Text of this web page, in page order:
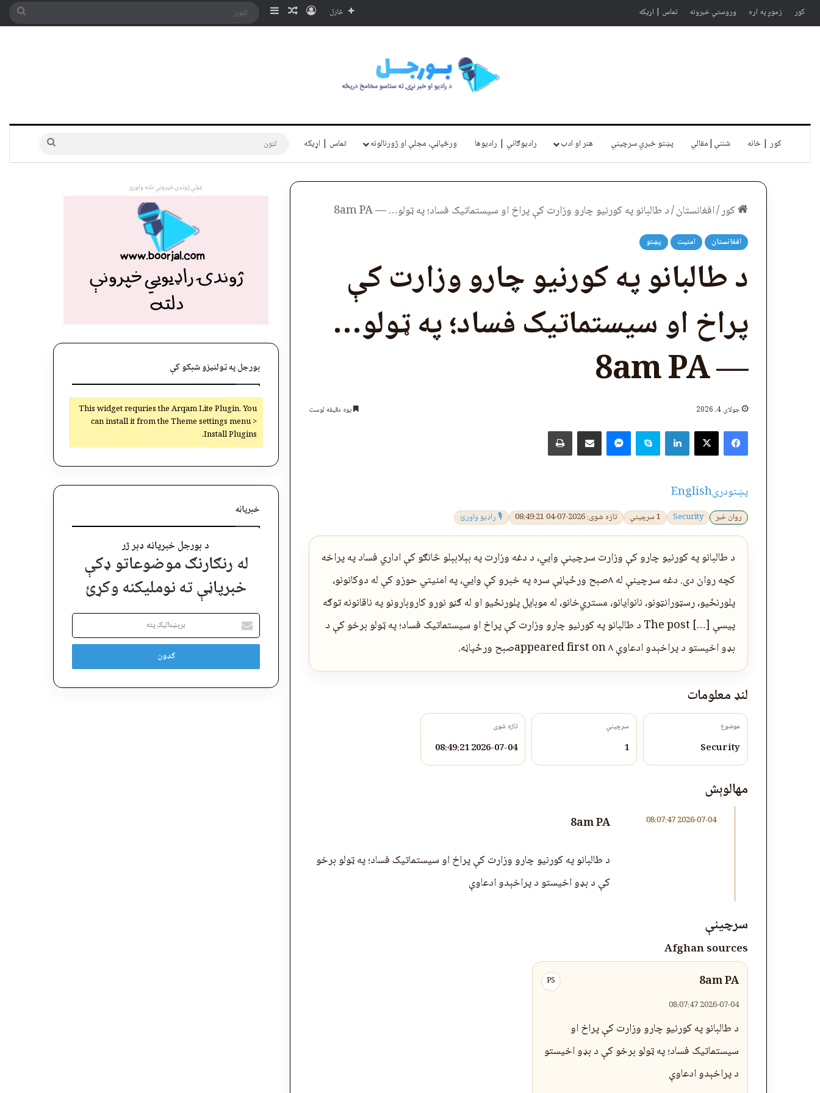
کور زموږ په اړه وروستي خبرونه تماس | اړیکه څارل ننوتلناڅاپه توری
Sidebar لټون
کور | خانه شننې|مقالې پښتو خبري سرچينې هنر او ادب رادیوګانې | رادیوها ورځپاڼې، مجلې او ژورنالونه تماس | اړیکه لټون
کور/افغانستان/د طالبانو په کورنیو چارو وزارت کې پراخ او سیستماتیک فساد؛ په ټولو… — 8am PA
افغانستان امنیت پښتو
د طالبانو په کورنیو چارو وزارت کې
پراخ او سیستماتیک فساد؛ په ټولو…
— 8am PA
جولای 4, 2026 یوه دقیقه لوست
Facebook
X
LinkedIn
Skype
Messenger
پر برېښنالیک یې شریک کړئ چاپول
پښتودریEnglish
روان خبر Security 1 سرچینې تازه شوی: 2026-07-04 08:49:21 🎙 راډیو واورئ
د طالبانو په کورنیو چارو کې وزارت سرچینې وایي، د دغه وزارت په بېلابېلو څانګو کې اداري فساد په پراخه
کچه روان دی. دغه سرچینې له ۸صبح ورځپاڼې سره په خبرو کې وایي، په امنیتي حوزو کې له دوکانونو،
پلورنځیو، رسټورانټونو، نانوایانو، مستري‌خانو، له موبایل پلورنځیو او له ګڼو نورو کاروبارونو په ناقانونه توګه
پیسې […] The post د طالبانو په کورنیو چارو وزارت کې پراخ او سیستماتیک فساد؛ په ټولو برخو کې د
بډو اخیستو د پراخېدو ادعاوې appeared first on ۸صبح ورځپاڼه.
لنډ معلومات
موضوع
Security
سرچینې
1
تازه شوی
2026-07-04 08:49:21
مهالوېش
2026-07-04 08:07:47
8am PA
د طالبانو په کورنیو چارو وزارت کې پراخ او سیستماتیک فساد؛ په ټولو برخو
کې د بډو اخیستو د پراخېدو ادعاوې
سرچینې
Afghan sources
8am PA
PS
2026-07-04 08:07:47
د طالبانو په کورنیو چارو وزارت کې پراخ او
سیستماتیک فساد؛ په ټولو برخو کې د بډو اخیستو
د پراخېدو ادعاوې
ټولې ژوندۍ خپرونې دلته واورئ
بورجل په ټولنیزو شبکو کې
This widget requries the Arqam Lite Plugin, You
can install it from the Theme settings menu >
Install Plugins.
خبرپاڼه
د بورجل خبرپاڼه ډېر ژر
له رنګارنګ موضوعاتو ډکې
خبرپاڼې ته نوملیکنه وکړئ
برېښنالیک
پته